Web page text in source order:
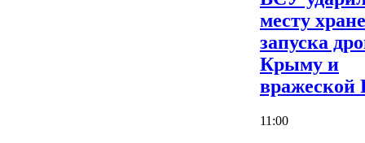
месту
запуска
Крыму и
вражеской
11:00